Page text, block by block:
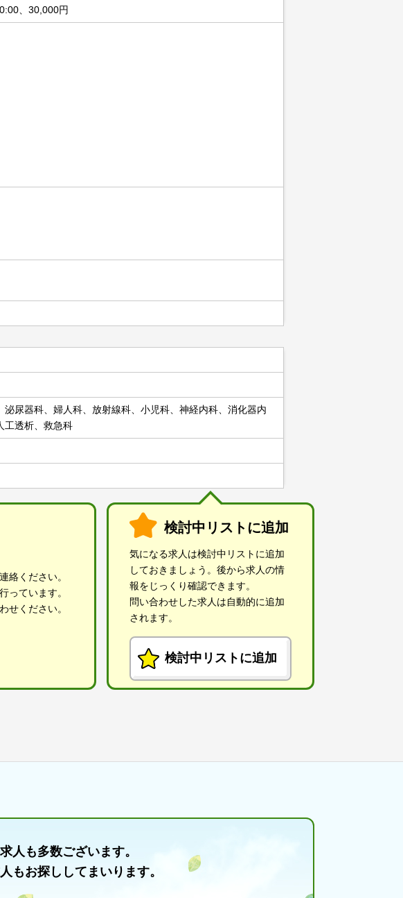
、30,000円
尿器科、婦人科、放射線科、小児科、神経内科、消化器内
工透析、救急科
絡ください。
っています。
せください。
検討中リストに追加
気になる求人は検討中リストに追加
しておきましょう。後から求人の情
報をじっくり確認できます。
問い合わせした求人は自動的に追加
されます。
検討中リストに追加
も多数ございます。
もお探ししてまいります。